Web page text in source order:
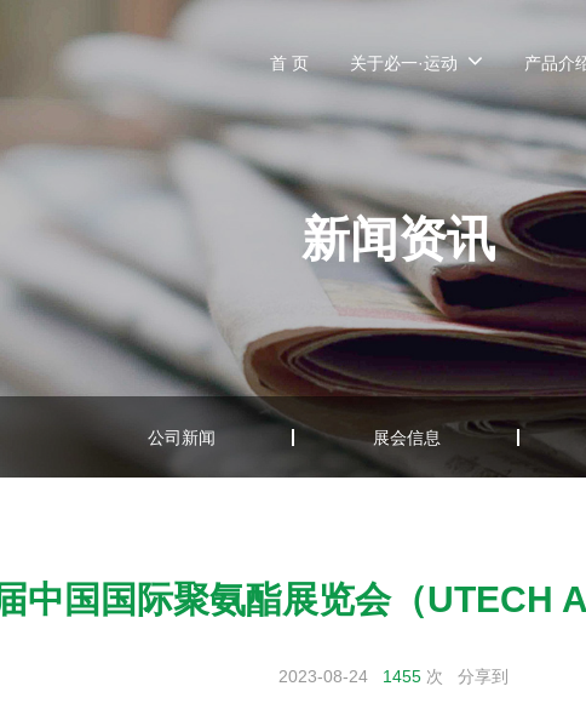
首 页 关于必一·运动 产品介
新闻资讯
公司新闻 展会信息
中国国际聚氨酯展览会（UTECH
2023-08-24 1455 次 分享到